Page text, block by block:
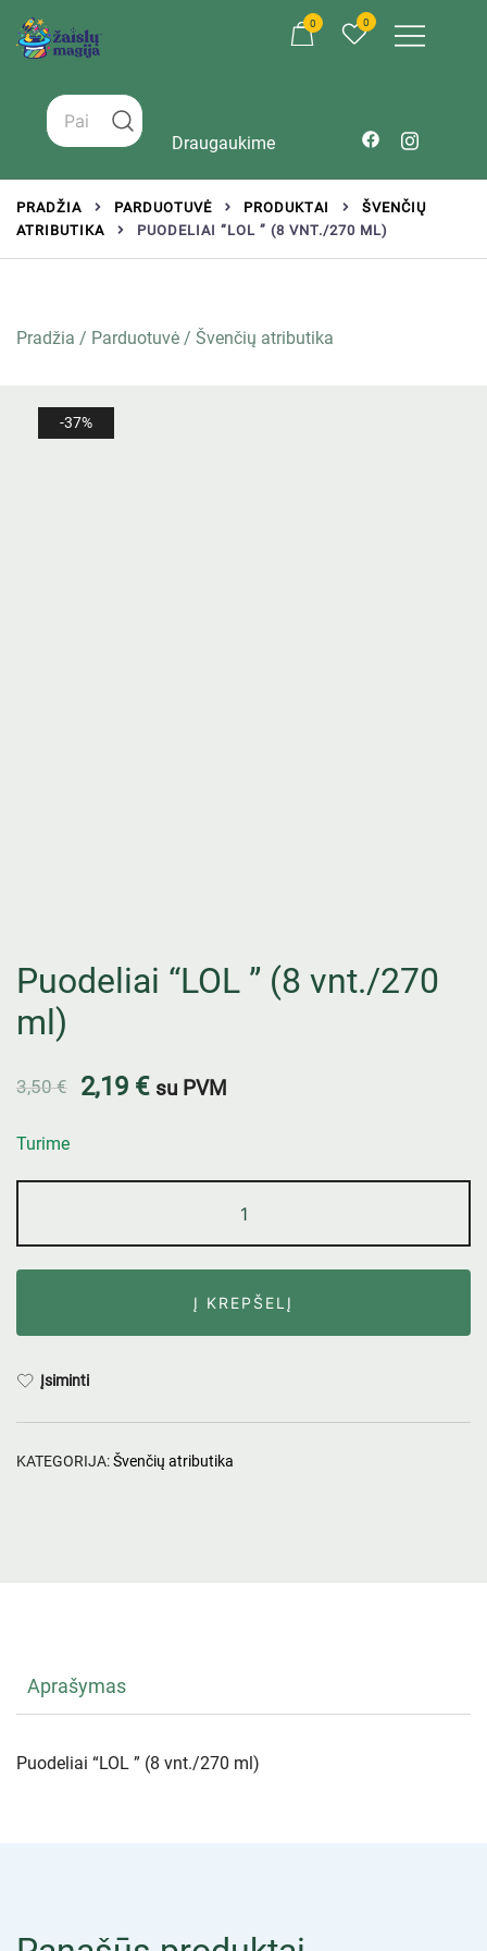
0 0
Draugaukime
PRADŽIA PARDUOTUVĖ PRODUKTAI
ŠVENČIŲ
ATRIBUTIKA
PUODELIAI “LOL ” (8 VNT./270 ML)
Pradžia / Parduotuvė / Švenčių atributika
-37%
Puodeliai “LOL ” (8 vnt./270
ml)
3,50€ 2,19 € su PVM
Turime
Į KREPŠELĮ
Įsiminti
KATEGORIJA:Švenčių atributika
Aprašymas
Puodeliai “LOL ” (8 vnt./270 ml)